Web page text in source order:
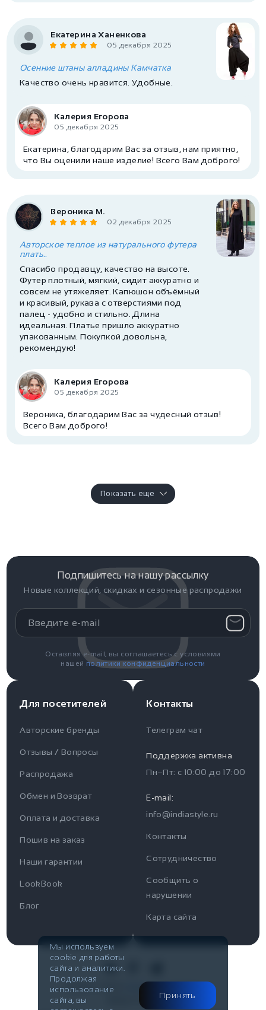
Контакты
Часы работы поддержки
Пн-Пт c 10:00 до 17:00
Telegram
E-mail
info@indiastyle.ru
Для пользователя
Информация
Наши гарантии
Контакты
Публичная оферта
Look Book
Екатерина Ханенкова
05 декабря 2025
Осенние штаны алладины Камчатка
Качество очень нравится. Удобные.
Калерия Егорова
05 декабря 2025
Екатерина, благодарим Вас за отзыв, нам приятно,
что Вы оценили наше изделие! Всего Вам доброго!
Вероника М.
02 декабря 2025
Авторское теплое из натурального футера
плать..
Спасибо продавцу, качество на высоте.
Футер плотный, мягкий, сидит аккуратно и
совсем не утяжеляет. Капюшон объёмный
и красивый, рукава с отверстиями под
палец - удобно и стильно. Длина
идеальная. Платье пришло аккуратно
упакованным. Покупкой довольна,
рекомендую!
Калерия Егорова
05 декабря 2025
Вероника, благодарим Вас за чудесный отзыв!
Всего Вам доброго!
Показать еще
Мы используем
cookie для работы
сайта и аналитики.
Продолжая
использование
сайта, вы
Принять
Для посетителей
Авторские бренды
Отзывы / Вопросы
Распродажа
Обмен и Возврат
Оплата и доставка
Пошив на заказ
Наши гарантии
LookBook
Блог
Подпишитесь на нашу рассылку
Новые коллекций, скидках и сезонные распродажи
Оставляя e-mail, вы соглашаетесь с условиями
нашей политики конфиденциальности
Контакты
Телеграм чат
Поддержка активна
Пн–Пт: с 10:00 до 17:00
E-mail:
info@indiastyle.ru
Контакты
Сотрудничество
Сообщить о
нарушении
Карта сайта
© 2007-2026
Публичная оферта
Made in Flow